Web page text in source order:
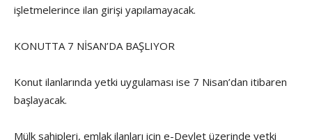
işletmelerince ilan girişi yapılamayacak.
KONUTTA 7 NİSAN’DA BAŞLIYOR
Konut ilanlarında yetki uygulaması ise 7 Nisan’dan itibaren
başlayacak.
Mülk sahipleri, emlak ilanları için e-Devlet üzerinde yetki